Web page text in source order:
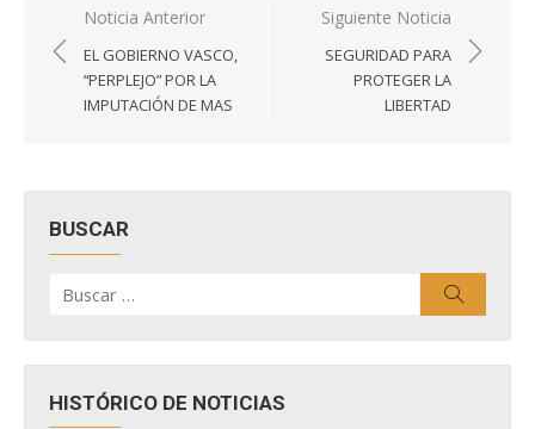
Navegación
de
entradas
Noticia Anterior
EL GOBIERNO VASCO,
“PERPLEJO” POR LA
IMPUTACIÓN DE MAS
Siguiente Noticia
SEGURIDAD PARA
PROTEGER LA
LIBERTAD
BUSCAR
por:
HISTÓRICO DE NOTICIAS